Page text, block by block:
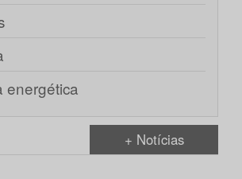
energética
+ Notícias